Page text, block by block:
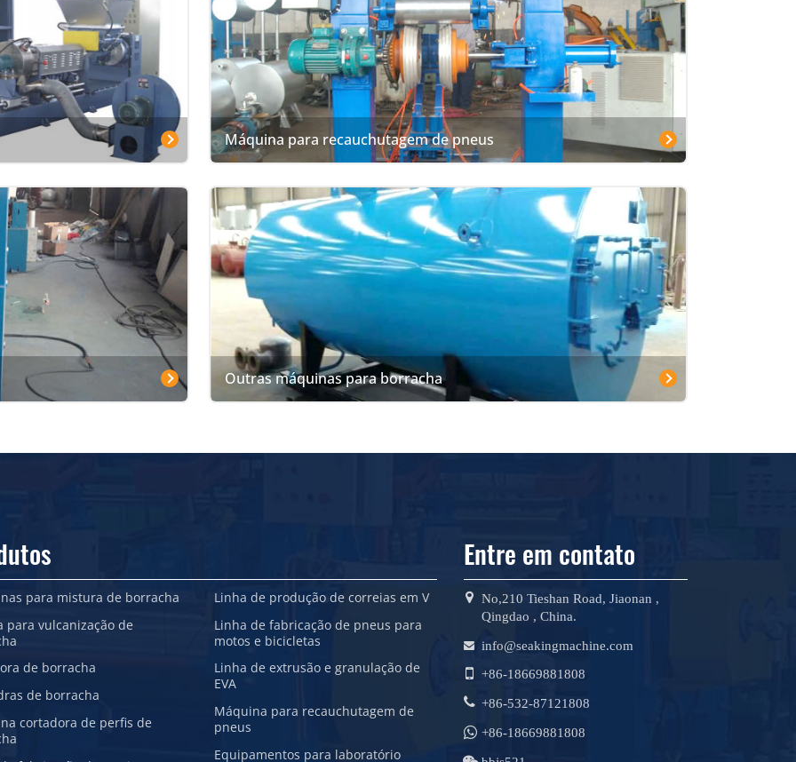
Máquina para recauchutagem de pneus
Outras máquinas para borracha
para mistura de borracha
para vulcanização de
de borracha
de borracha
cortadora de perfis de
Linha de produção de correias em V
Linha de fabricação de pneus para
motos e bicicletas
Linha de extrusão e granulação de
EVA
Máquina para recauchutagem de
pneus
Equipamentos para laboratório
Entre em contato
No,210 Tieshan Road, Jiaonan ,
Qingdao , China.
info@seakingmachine.com
+86-18669881808
+86-532-87121808
+86-18669881808